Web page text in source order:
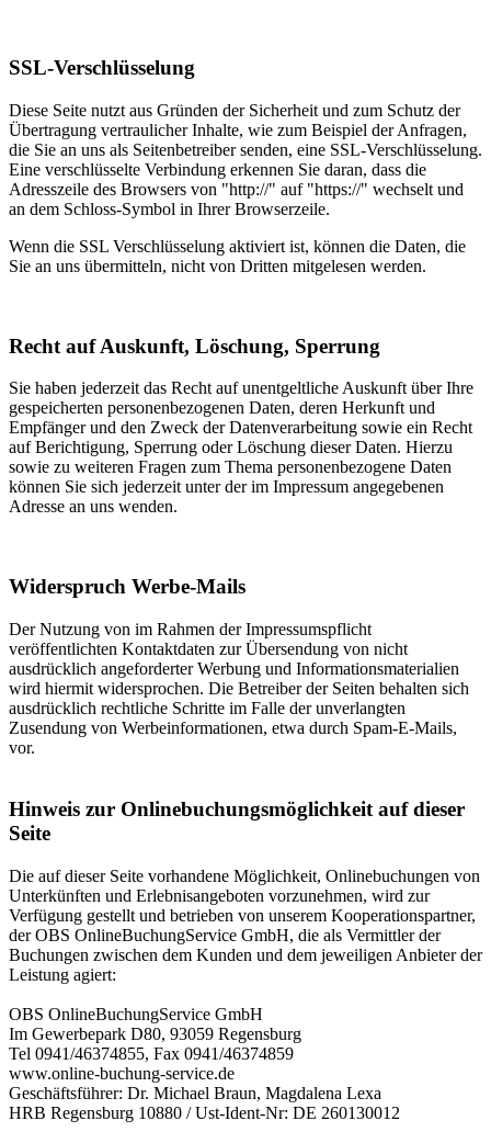
SSL-Verschlüsselung
Diese Seite nutzt aus Gründen der Sicherheit und zum Schutz der
Übertragung vertraulicher Inhalte, wie zum Beispiel der Anfragen,
die Sie an uns als Seitenbetreiber senden, eine SSL-Verschlüsselung.
Eine verschlüsselte Verbindung erkennen Sie daran, dass die
Adresszeile des Browsers von "http://" auf "https://" wechselt und
an dem Schloss-Symbol in Ihrer Browserzeile.
Wenn die SSL Verschlüsselung aktiviert ist, können die Daten, die
Sie an uns übermitteln, nicht von Dritten mitgelesen werden.
Recht auf Auskunft, Löschung, Sperrung
Sie haben jederzeit das Recht auf unentgeltliche Auskunft über Ihre
gespeicherten personenbezogenen Daten, deren Herkunft und
Empfänger und den Zweck der Datenverarbeitung sowie ein Recht
auf Berichtigung, Sperrung oder Löschung dieser Daten. Hierzu
sowie zu weiteren Fragen zum Thema personenbezogene Daten
können Sie sich jederzeit unter der im Impressum angegebenen
Adresse an uns wenden.
Widerspruch Werbe-Mails
Der Nutzung von im Rahmen der Impressumspflicht
veröffentlichten Kontaktdaten zur Übersendung von nicht
ausdrücklich angeforderter Werbung und Informationsmaterialien
wird hiermit widersprochen. Die Betreiber der Seiten behalten sich
ausdrücklich rechtliche Schritte im Falle der unverlangten
Zusendung von Werbeinformationen, etwa durch Spam-E-Mails,
vor.
Hinweis zur Onlinebuchungsmöglichkeit auf dieser
Seite
Die auf dieser Seite vorhandene Möglichkeit, Onlinebuchungen von
Unterkünften und Erlebnisangeboten vorzunehmen, wird zur
Verfügung gestellt und betrieben von unserem Kooperationspartner,
der OBS OnlineBuchungService GmbH, die als Vermittler der
Buchungen zwischen dem Kunden und dem jeweiligen Anbieter der
Leistung agiert:
OBS OnlineBuchungService GmbH
Im Gewerbepark D80, 93059 Regensburg
Tel 0941/46374855, Fax 0941/46374859
www.online-buchung-service.de
Geschäftsführer: Dr. Michael Braun, Magdalena Lexa
HRB Regensburg 10880 / Ust-Ident-Nr: DE 260130012